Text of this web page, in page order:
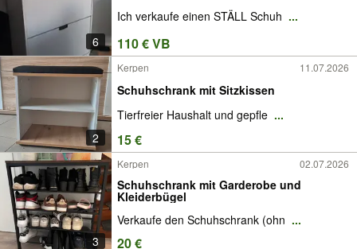
6
Ich verkaufe einen STÄLL Schuh ...
110 € VB
2
Kerpen 11.07.2026
Schuhschrank mit Sitzkissen
Tierfreier Haushalt und gepfle ...
15 €
3
Kerpen 02.07.2026
Schuhschrank mit Garderobe und
Kleiderbügel
Verkaufe den Schuhschrank (ohn ...
20 €